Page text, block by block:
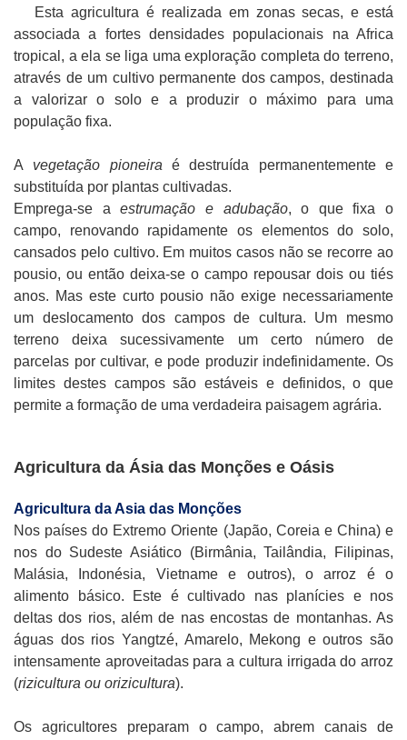
Esta agricultura é realizada em zonas secas, e está
associada a fortes densidades populacionais na Africa
tropical, a ela se liga uma exploração completa do terreno,
através de um cultivo permanente dos campos, destinada
a valorizar o solo e a produzir o máximo para uma
população fixa.
A vegetação pioneira é destruída permanentemente e
substituída por plantas cultivadas.
Emprega-se aestrumação e adubação, o que fixa o
campo, renovando rapidamente os elementos do solo,
cansados pelo cultivo. Em muitos casos não se recorre ao
pousio, ou então deixa-se o campo repousar dois ou tiés
anos. Mas este curto pousio não exige necessariamente
um deslocamento dos campos de cultura. Um mesmo
terreno deixa sucessivamente um certo número de
parcelas por cultivar, e pode produzir indefinidamente. Os
limites destes campos são estáveis e definidos, o que
permite a formação de uma verdadeira paisagem agrária.
Agricultura da Ásia das Monções e Oásis
Agricultura da Asia das Monções
Nos países do Extremo Oriente (Japão, Coreia e China) e
nos do Sudeste Asiático (Birmânia, Tailândia, Filipinas,
Malásia, Indonésia, Vietname e outros), o arroz é o
alimento básico. Este é cultivado nas planícies e nos
deltas dos rios, além de nas encostas de montanhas. As
águas dos rios Yangtzé, Amarelo, Mekong e outros são
intensamente aproveitadas para a cultura irrigada do arroz
(rizicultura ou orizicultura).
Os agricultores preparam o campo, abrem canais de